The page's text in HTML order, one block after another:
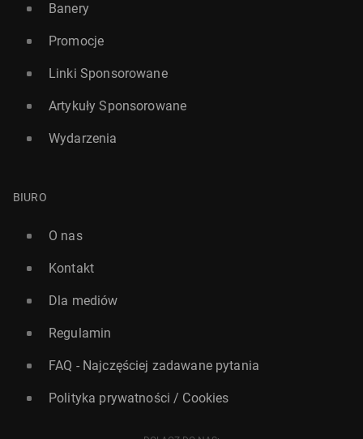
Banery
Promocje
Linki Sponsorowane
Artykuły Sponsorowane
Wydarzenia
BIURO
O nas
Kontakt
Dla mediów
Regulamin
FAQ - Najczęściej zadawane pytania
Polityka prywatności / Cookies